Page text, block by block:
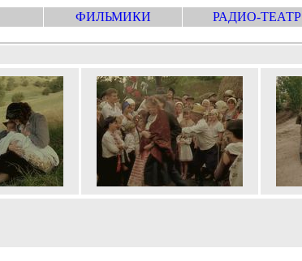
ФИЛЬМИКИ РАДИО-ТЕАТР